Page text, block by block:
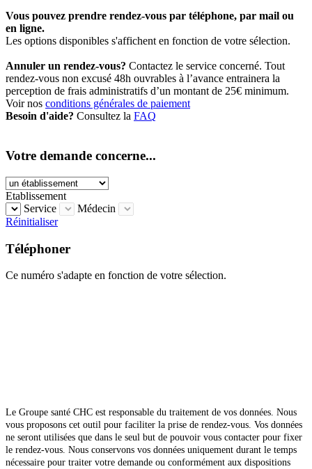
Vous pouvez prendre rendez-vous par téléphone, par mail ou
en ligne.
Les options disponibles s'affichent en fonction de votre sélection.
Annuler un rendez-vous? Contactez le service concerné. Tout
rendez-vous non excusé 48h ouvrables à l’avance entrainera la
perception de frais administratifs d’un montant de 25€ minimum.
Voir nos conditions générales de paiement
Besoin d'aide? Consultez la FAQ
Votre demande concerne...
Etablissement
Service
Médecin
Réinitialiser
Téléphoner
Ce numéro s'adapte en fonction de votre sélection.
Le Groupe santé CHC est responsable du traitement de vos données. Nous
vous proposons cet outil pour faciliter la prise de rendez-vous. Vos données
ne seront utilisées que dans le seul but de pouvoir vous contacter pour fixer
le rendez-vous. Nous conservons vos données uniquement durant le temps
nécessaire pour traiter votre demande ou conformément aux dispositions